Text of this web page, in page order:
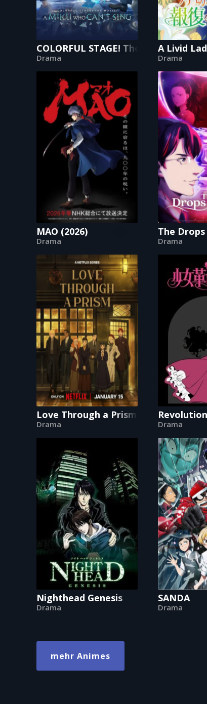
COLORFUL STAGE! The Movie: A Miku
Drama
A Livid
Drama
MAO (2026)
Drama
The
Drama
Love Through a Prism
Drama Drama
Nighthead Genesis
Drama
SANDA
Drama
mehr Animes